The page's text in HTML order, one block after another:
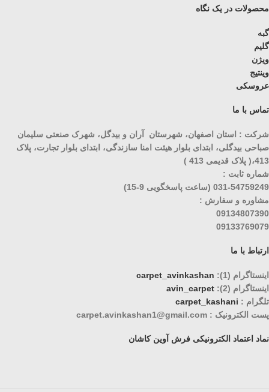
محصولات در یک نگاه
گبه
گلیم
ویژن
وینتیج
عروسکی
تماس با ما
شرکت : استان اصفهان، شهرستان آران و بیدگل، شهرک صنعتی سلیمان
صباحی بیدگلی، ابتدای بلوار هیئت امنا سازندگی، ابتدای بلوار تجارت، پلاک
413،( پلاک قدیمی 413 )
شماره ثابت :
031-54759249 (ساعت پاسخگویی 9-15)
مشاوره و سفارش :
09134807390
09133769079
ارتباط با ما
اینستاگرام (1):
carpet_avinkashan
اینستاگرام (2):
avin_carpet
تلگرام : carpet_kashani
پست الکترونیک : carpet.avinkashan1@gmail.com
نماد اعتماد الکترونیکی فرش آوین کاشان